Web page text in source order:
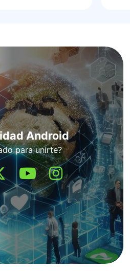
Android
para unirte?